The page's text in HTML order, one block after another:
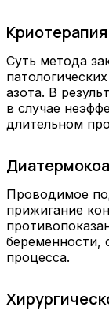
Криотерапия
Суть метода
азота. В
в случае
длительном
Проводимое
прижигание
беременности,
процесса.